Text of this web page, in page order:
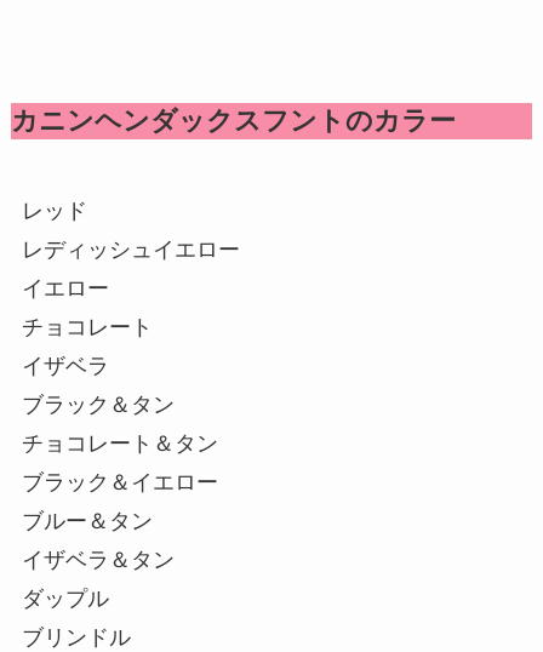
カニンヘンダックスフントのカラー
レッド
レディッシュイエロー
イエロー
チョコレート
イザベラ
ブラック＆タン
チョコレート＆タン
ブラック＆イエロー
ブルー＆タン
イザベラ＆タン
ダップル
ブリンドル